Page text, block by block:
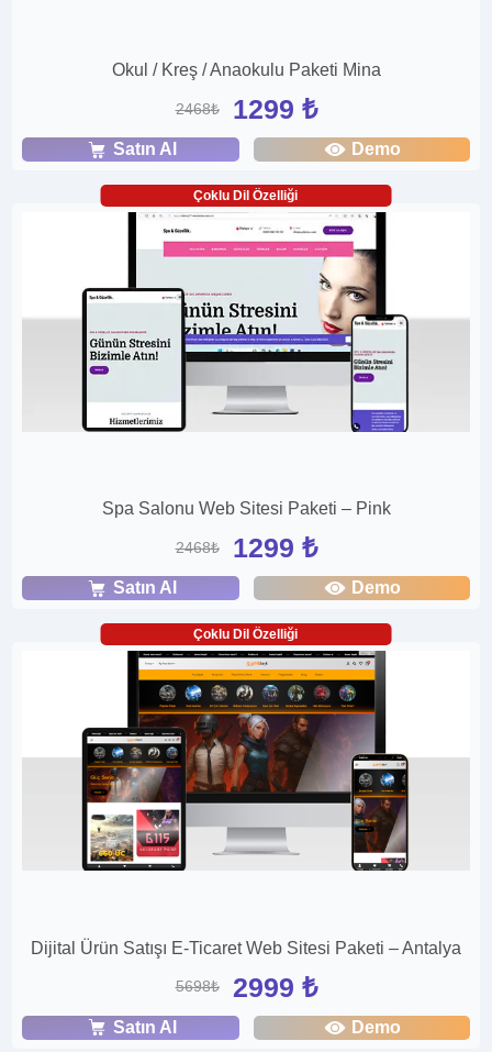
Okul / Kreş / Anaokulu Paketi Mina
2468₺ 1299 ₺
Satın Al Demo
Çoklu Dil Özelliği
Spa Salonu Web Sitesi Paketi – Pink
2468₺ 1299 ₺
Satın Al Demo
Çoklu Dil Özelliği
Dijital Ürün Satışı E-Ticaret Web Sitesi Paketi – Antalya
5698₺ 2999 ₺
Satın Al Demo